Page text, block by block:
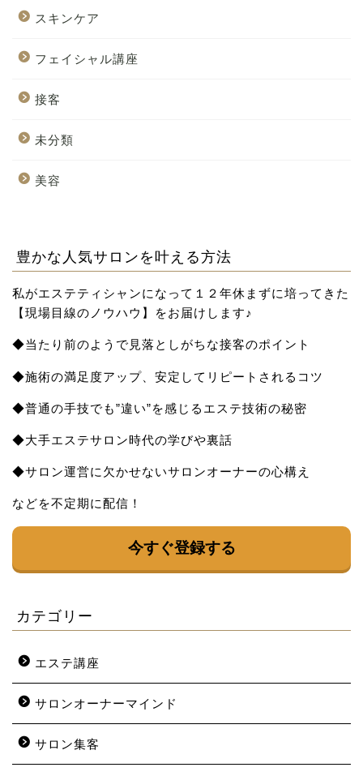
スキンケア
フェイシャル講座
接客
未分類
美容
豊かな人気サロンを叶える方法
私がエステティシャンになって１２年休まずに培ってきた
【現場目線のノウハウ】をお届け します♪
◆当たり前のようで見落としがちな接客のポイント
◆施術の満足度アップ、安定してリピートされるコツ
◆普通の手技でも”違い”を感じるエステ技術の秘密
◆大手エステサロン時代の学びや裏話
◆サロン運営に欠かせないサロンオーナーの心構え
などを不定期に配信！
今すぐ登録する
カテゴリー
エステ講座
サロンオーナーマインド
サロン集客